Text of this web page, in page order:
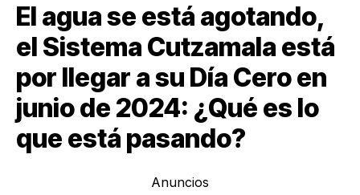
El agua se está agotando,
el Sistema Cutzamala está
por llegar a su Día Cero en
junio de 2024: ¿Qué es lo
que está pasando?
Anuncios